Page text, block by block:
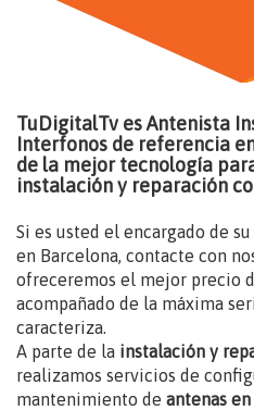
TuDigitalTv es Antenista
Interfonos de referencia
de la mejor tecnología
instalación y reparación
Si es usted el encargado de
en Barcelona, contacte con
ofreceremos el mejor precio
acompañado de la máxima
caracteriza.
A parte de la instalación y
realizamos servicios de
mantenimiento de antenas